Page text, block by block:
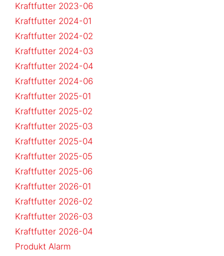
Kraftfutter 2023-06
Kraftfutter 2024-01
Kraftfutter 2024-02
Kraftfutter 2024-03
Kraftfutter 2024-04
Kraftfutter 2024-06
Kraftfutter 2025-01
Kraftfutter 2025-02
Kraftfutter 2025-03
Kraftfutter 2025-04
Kraftfutter 2025-05
Kraftfutter 2025-06
Kraftfutter 2026-01
Kraftfutter 2026-02
Kraftfutter 2026-03
Kraftfutter 2026-04
Produkt Alarm